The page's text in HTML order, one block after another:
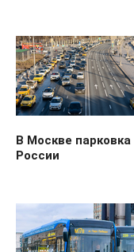
В Москве
России